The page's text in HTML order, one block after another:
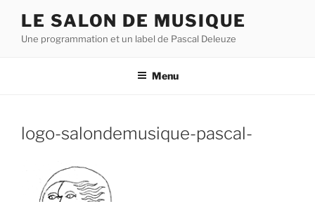
contenu
LE SALON DE MUSIQUE
Une programmation et un label de Pascal Deleuze
Menu
logo-salondemusique-pascal-